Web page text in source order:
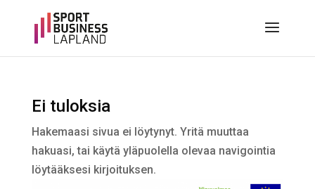
Ei tuloksia
Hakemaasi sivua ei löytynyt. Yritä muuttaa
hakuasi, tai käytä yläpuolella olevaa navigointia
löytääksesi kirjoituksen.